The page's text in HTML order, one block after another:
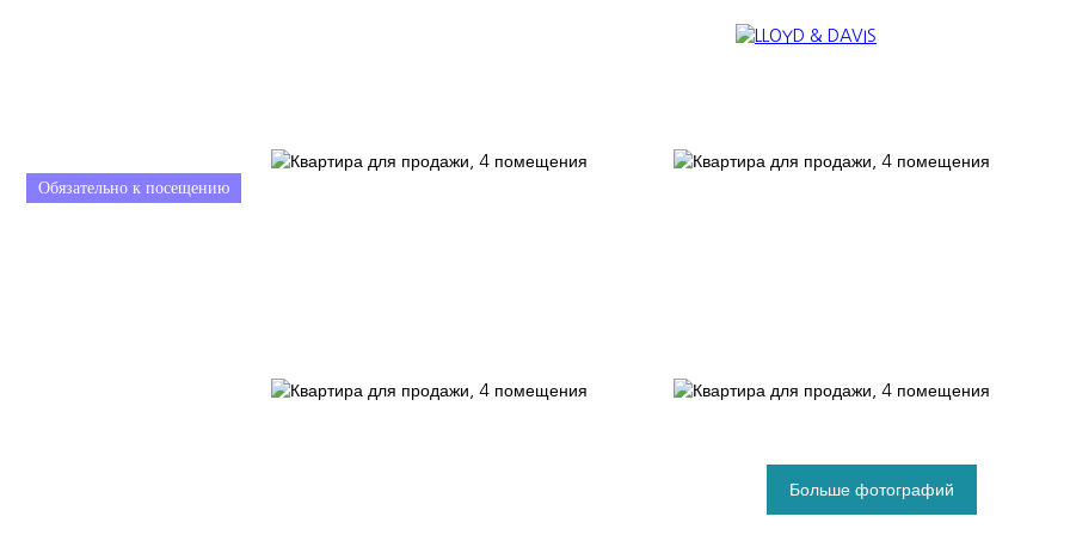
Обязательно к посещению
Больше фотографий